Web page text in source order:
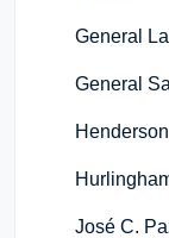
General
General
Henderson
José C.